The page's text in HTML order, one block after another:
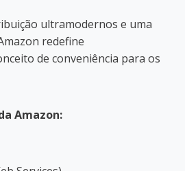
ultramodernos e uma
redefine
de conveniência para os
Amazon: